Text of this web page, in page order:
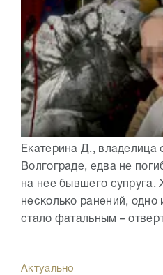
Екатерина Д., владелица
Волгограде, едва не
на нее бывшего
несколько ранений, одно
стало фатальным –
Актуально